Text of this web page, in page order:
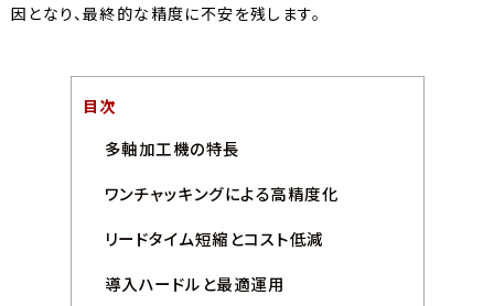
因となり、最終的な精度に不安を残します。
目次
多軸加工機の特長
ワンチャッキングによる高精度化
リードタイム短縮とコスト低減
導入ハードルと最適運用